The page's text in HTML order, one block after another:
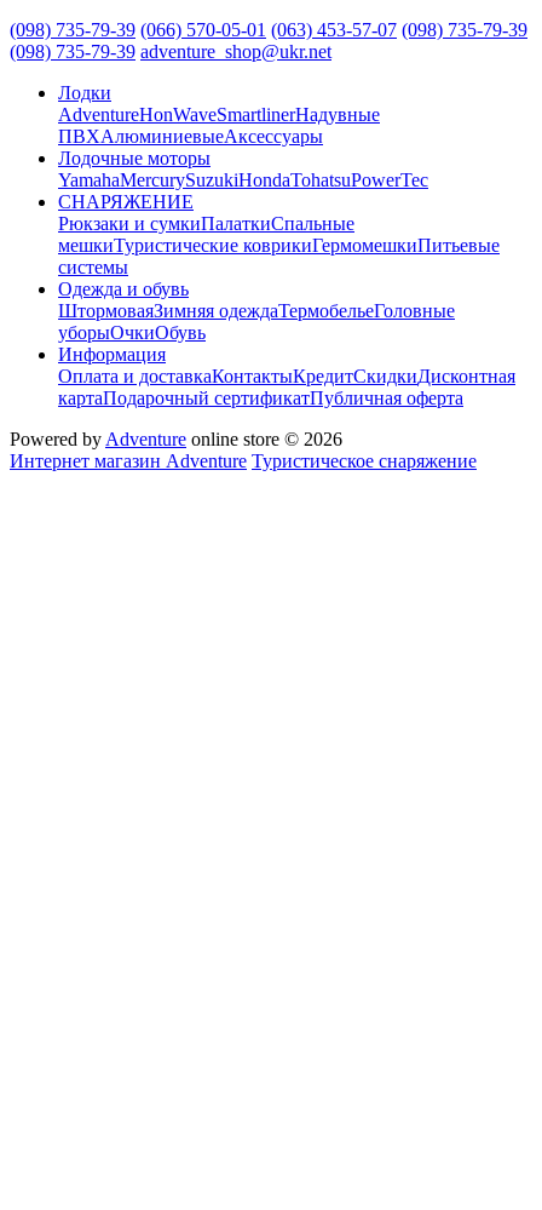
(098) 735-79-39 (066) 570-05-01 (063) 453-57-07 (098) 735-79-39
(098) 735-79-39 adventure_shop@ukr.net
Лодки
AdventureHonWaveSmartlinerНадувные
ПВХАлюминиевыеАксессуары
Лодочные моторы
YamahaMercurySuzukiHondaTohatsuPowerTec
СНАРЯЖЕНИЕ
Рюкзаки и сумкиПалаткиСпальные
мешкиТуристические коврикиГермомешкиПитьевые
системы
Одежда и обувь
ШтормоваяЗимняя одеждаТермобельеГоловные
уборыОчкиОбувь
Информация
Оплата и доставкаКонтактыКредитСкидкиДисконтная
картаПодарочный сертификатПубличная оферта
Powered by Adventure online store © 2026
Интернет магазин Adventure Туристическое снаряжение